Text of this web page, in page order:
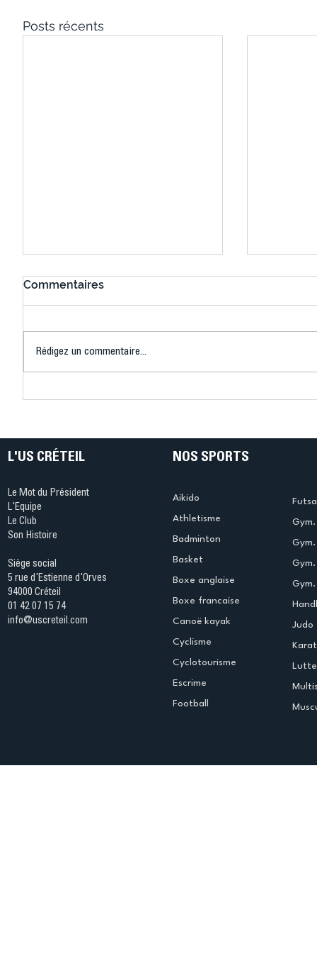
Posts récents
Commentaires
Rédigez un commentaire...
L'US CRÉTEIL
Le Mot du Président
L'Equipe
Le Club
Son Histoire
Siège social
5 rue d'Estienne d'Orves
94000 Créteil
01 42 07 15 74
info@uscreteil.com
NOS SPORTS
Aikido
Athletisme
Badminton
Basket
Boxe anglaise
Boxe francaise
Canoë kayak
Cyclisme
Cyclotourisme
Escrime
Football
Judo
Lutte